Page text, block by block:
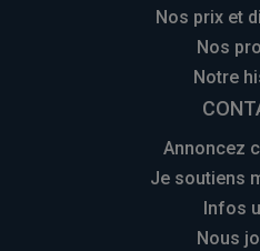
Nos prix et
Nos
Notre
Annoncez
Je soutiens
Infos
Nous